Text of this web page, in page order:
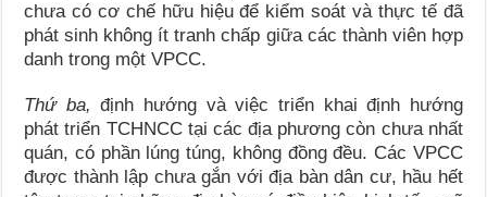
chưa có cơ chế hữu hiệu để kiểm soát và thực tế đã
phát sinh không ít tranh chấp giữa các thành viên hợp
danh trong một VPCC.
Thứ ba,định hướng và việc triển khai định hướng
phát triển TCHNCC tại các địa phương còn chưa nhất
quán, có phần lúng túng, không đồng đều. Các VPCC
được thành lập chưa gắn với địa bàn dân cư, hầu hết